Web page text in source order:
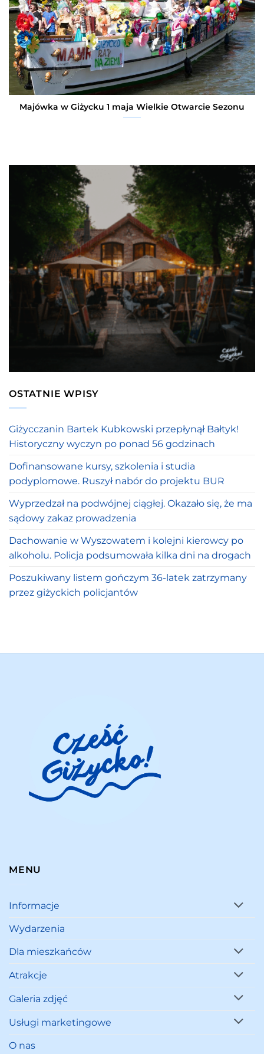
Majówka w Giżycku 1 maja Wielkie Otwarcie Sezonu
OSTATNIE WPISY
Giżycczanin Bartek Kubkowski przepłynął Bałtyk!
Historyczny wyczyn po ponad 56 godzinach
Dofinansowane kursy, szkolenia i studia
podyplomowe. Ruszył nabór do projektu BUR
Wyprzedzał na podwójnej ciągłej. Okazało się, że ma
sądowy zakaz prowadzenia
Dachowanie w Wyszowatem i kolejni kierowcy po
alkoholu. Policja podsumowała kilka dni na drogach
Poszukiwany listem gończym 36-latek zatrzymany
przez giżyckich policjantów
MENU
Informacje
Wydarzenia
Dla mieszkańców
Atrakcje
Galeria zdjęć
Usługi marketingowe
O nas